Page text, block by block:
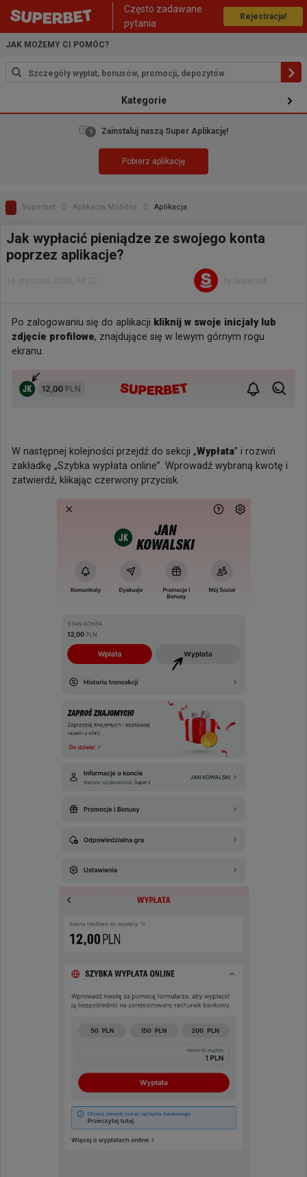
Często zadawane
pytania
Rejestracja!
JAK MOŻEMY CI POMÓC?
Kategorie
Zainstaluj naszą Super Aplikację!
Pobierz aplikację
Superbet Aplikacja Mobilna Aplikacja
Jak wypłacić pieniądze ze swojego konta
poprzez aplikacje?
Po zalogowaniu się do aplikacji kliknij w swoje inicjały lub
zdjęcie profilowe, znajdujące się w lewym górnym rogu
ekranu.
W następnej kolejności przejdź do sekcji „Wypłata” i rozwiń
zakładkę „Szybka wypłata online”. Wprowadź wybraną kwotę i
zatwierdź, klikając czerwony przycisk.